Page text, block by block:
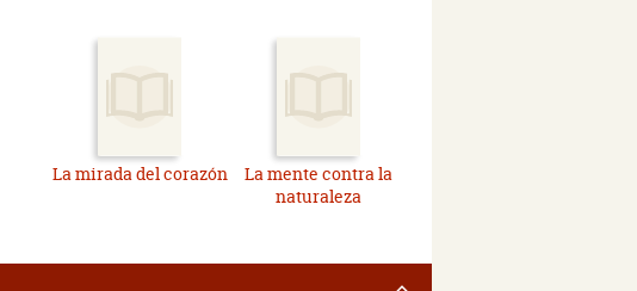
La mirada del corazón
La mente contra la
naturaleza